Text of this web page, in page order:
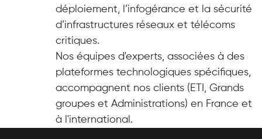
déploiement, l’infogérance et la sécurité
d’infrastructures réseaux et télécoms
critiques.
Nos équipes d'experts, associées à des
plateformes technologiques spécifiques,
accompagnent nos clients (ETI, Grands
groupes et Administrations) en France et
à l'international.